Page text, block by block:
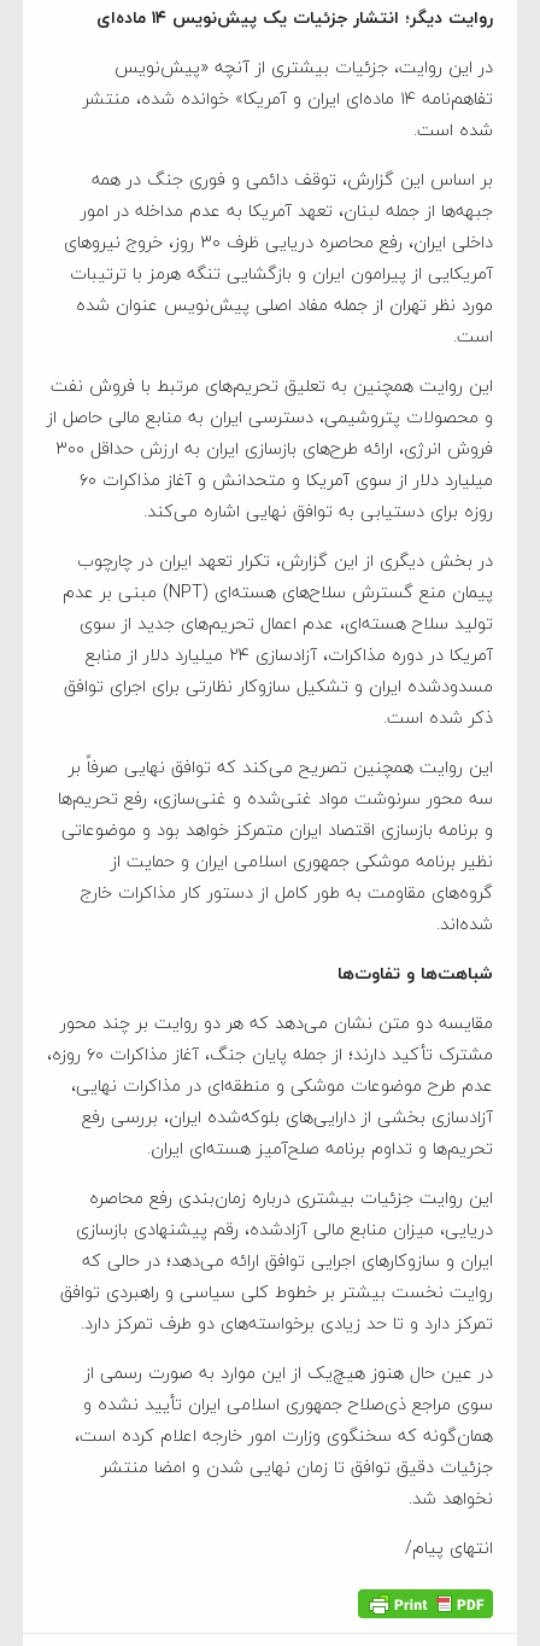
روایت دیگر؛ انتشار جزئیات یک پیش‌نویس ۱۴ ماده‌ای
در این روایت، جزئیات بیشتری از آنچه «پیش‌نویس
تفاهم‌نامه ۱۴ ماده‌ای ایران و آمریکا» خوانده شده، منتشر
شده است.
بر اساس این گزارش، توقف دائمی و فوری جنگ در همه
جبهه‌ها از جمله لبنان، تعهد آمریکا به عدم مداخله در امور
داخلی ایران، رفع محاصره دریایی ظرف ۳۰ روز، خروج نیروهای
آمریکایی از پیرامون ایران و بازگشایی تنگه هرمز با ترتیبات
مورد نظر تهران از جمله مفاد اصلی پیش‌نویس عنوان شده
است.
این روایت همچنین به تعلیق تحریم‌های مرتبط با فروش نفت
و محصولات پتروشیمی، دسترسی ایران به منابع مالی حاصل از
فروش انرژی، ارائه طرح‌های بازسازی ایران به ارزش حداقل ۳۰۰
میلیارد دلار از سوی آمریکا و متحدانش و آغاز مذاکرات ۶۰
روزه برای دستیابی به توافق نهایی اشاره می‌کند.
در بخش دیگری از این گزارش، تکرار تعهد ایران در چارچوب
پیمان منع گسترش سلاح‌های هسته‌ای (NPT) مبنی بر عدم
تولید سلاح هسته‌ای، عدم اعمال تحریم‌های جدید از سوی
آمریکا در دوره مذاکرات، آزادسازی ۲۴ میلیارد دلار از منابع
مسدودشده ایران و تشکیل سازوکار نظارتی برای اجرای توافق
ذکر شده است.
این روایت همچنین تصریح می‌کند که توافق نهایی صرفاً بر
سه محور سرنوشت مواد غنی‌شده و غنی‌سازی، رفع تحریم‌ها
و برنامه بازسازی اقتصاد ایران متمرکز خواهد بود و موضوعاتی
نظیر برنامه موشکی جمهوری اسلامی ایران و حمایت از
گروه‌های مقاومت به طور کامل از دستور کار مذاکرات خارج
شده‌اند.
شباهت‌ها و تفاوت‌ها
مقایسه دو متن نشان می‌دهد که هر دو روایت بر چند محور
مشترک تأکید دارند؛ از جمله پایان جنگ، آغاز مذاکرات ۶۰ روزه،
عدم طرح موضوعات موشکی و منطقه‌ای در مذاکرات نهایی،
آزادسازی بخشی از دارایی‌های بلوکه‌شده ایران، بررسی رفع
تحریم‌ها و تداوم برنامه صلح‌آمیز هسته‌ای ایران.
این روایت جزئیات بیشتری درباره زمان‌بندی رفع محاصره
دریایی، میزان منابع مالی آزادشده، رقم پیشنهادی بازسازی
ایران و سازوکارهای اجرایی توافق ارائه می‌دهد؛ در حالی که
روایت نخست بیشتر بر خطوط کلی سیاسی و راهبردی توافق
تمرکز دارد و تا حد زیادی برخواسته‌های دو طرف تمرکز دارد.
در عین حال هنوز هیچ‌یک از این موارد به صورت رسمی از
سوی مراجع ذی‌صلاح جمهوری اسلامی ایران تأیید نشده و
همان‌گونه که سخنگوی وزارت امور خارجه اعلام کرده است،
جزئیات دقیق توافق تا زمان نهایی شدن و امضا منتشر
نخواهد شد.
انتهای پیام/